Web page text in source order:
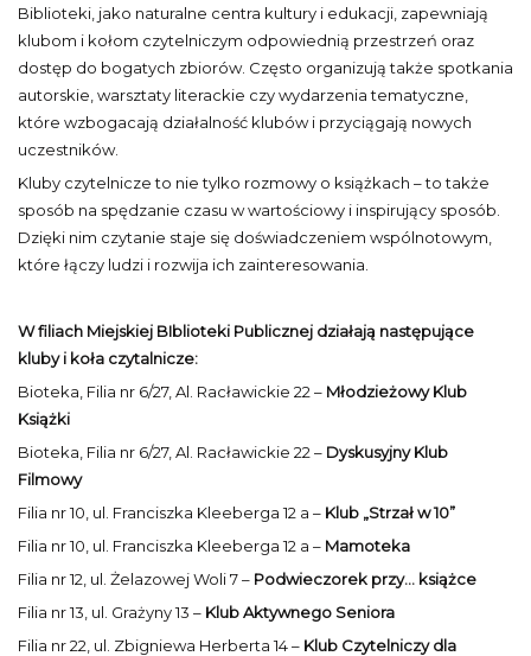
Biblioteki, jako naturalne centra kultury i edukacji, zapewniają
klubom i kołom czytelniczym odpowiednią przestrzeń oraz
dostęp do bogatych zbiorów. Często organizują także spotkania
autorskie, warsztaty literackie czy wydarzenia tematyczne,
które wzbogacają działalność klubów i przyciągają nowych
uczestników.
Kluby czytelnicze to nie tylko rozmowy o książkach – to także
sposób na spędzanie czasu w wartościowy i inspirujący sposób.
Dzięki nim czytanie staje się doświadczeniem wspólnotowym,
które łączy ludzi i rozwija ich zainteresowania.
W filiach Miejskiej BIblioteki Publicznej działają następujące
kluby i koła czytalnicze:
Bioteka, Filia nr 6/27, Al. Racławickie 22 – Młodzieżowy Klub
Książki
Bioteka, Filia nr 6/27, Al. Racławickie 22 – Dyskusyjny Klub
Filmowy
Filia nr 10, ul. Franciszka Kleeberga 12 a – Klub „Strzał w 10”
Filia nr 10, ul. Franciszka Kleeberga 12 a – Mamoteka
Filia nr 12, ul. Żelazowej Woli 7 – Podwieczorek przy... książce
Filia nr 13, ul. Grażyny 13 – Klub Aktywnego Seniora
Filia nr 22, ul. Zbigniewa Herberta 14 – Klub Czytelniczy dla